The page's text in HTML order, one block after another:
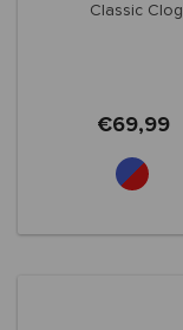
Classic Clog
€69,99